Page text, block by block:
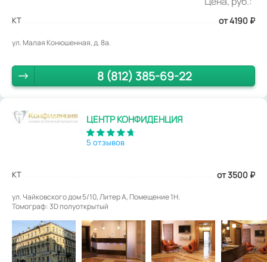
КТ от 4190 ₽
ул. Малая Конюшенная, д. 8а.
8 (812) 385-69-22
ЦЕНТР КОНФИДЕНЦИЯ
5 отзывов
КТ от 3500 ₽
ул. Чайковского дом 5/10, Литер А, Помещение 1Н.
Томограф: 3D полуоткрытый